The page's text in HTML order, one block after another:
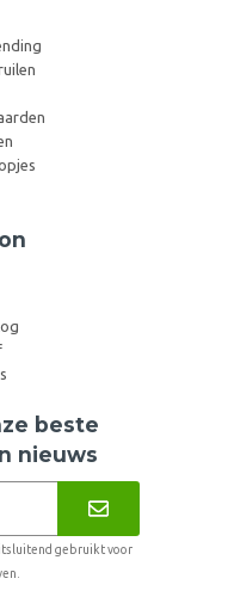
beste
nieuws
gebruikt voor